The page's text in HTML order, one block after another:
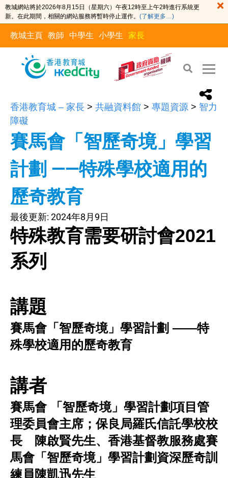
教城網站將於2026年8月15日（星期六）午夜12時至上午2時進行系統更
新。在此期間，相關的網站服務將暫時停止運作。 (了解更多…)
教城主頁 教師 中學生 小學生 家長
香港教育城 – 家長 > 共融資料館 > 專題資源 > 智力
障礙
賽馬會「智歷奇境」學習
計劃 ——特殊學校適用的
歷奇教育
最後更新: 2024年8月9日
特殊教育需要研討會2021
系列
講題
賽馬會「智歷奇境」學習計劃 ——特
殊學校適用的歷奇教育
講者
賽馬會 「智歷奇境」學習計劃項目管
理委員會主席；保良局羅氏信託學校校
長 陳啟賢先生、香港基督教服務處賽
馬會「智歷奇境」學習計劃資深歷奇訓
練員陳凱迅先生